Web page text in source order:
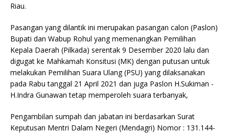
Riau.
Pasangan yang dilantik ini merupakan pasangan calon (Paslon)
Bupati dan Wabup Rohul yang memenangkan Pemilihan
Kepala Daerah (Pilkada) serentak 9 Desember 2020 lalu dan
digugat ke Mahkamah Konsitusi (MK) dengan putusan untuk
melakukan Pemilihan Suara Ulang (PSU) yang dilaksanakan
pada Rabu tanggal 21 April 2021 dan juga Paslon H.Sukiman -
H.Indra Gunawan tetap memperoleh suara terbanyak,
Pengambilan sumpah dan jabatan ini berdasarkan Surat
Keputusan Mentri Dalam Negeri (Mendagri) Nomor : 131.144-